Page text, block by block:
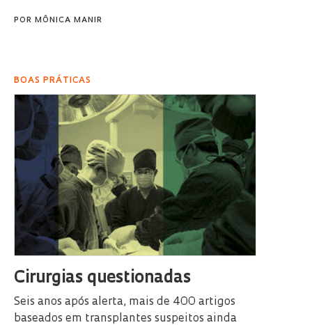
POR MÔNICA MANIR
BOAS PRÁTICAS
Cirurgias questionadas
Seis anos após alerta, mais de 400 artigos
baseados em transplantes suspeitos ainda